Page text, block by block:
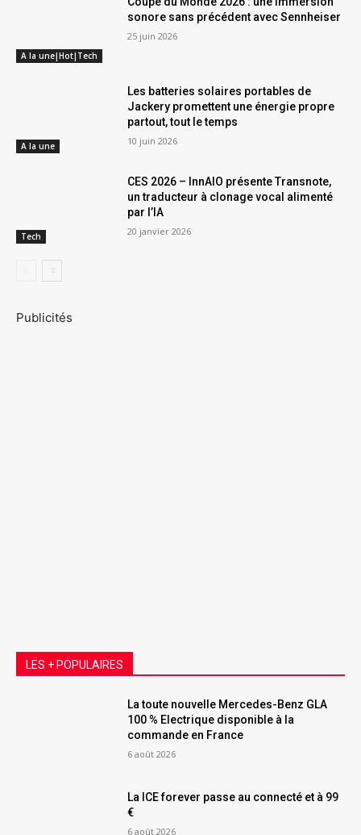
A la une|Hot|Tech
sonore sans précédent avec Sennheiser
25 juin 2026
A la une
Les batteries solaires portables de
Jackery promettent une énergie propre
partout, tout le temps
10 juin 2026
Tech
CES 2026 – InnAIO présente Transnote,
un traducteur à clonage vocal alimenté
par l’IA
20 janvier 2026
Publicités
LES + POPULAIRES
La toute nouvelle Mercedes-Benz GLA
100 % Electrique disponible à la
commande en France
6 août 2026
La ICE forever passe au connecté et à 99
€
6 août 2026